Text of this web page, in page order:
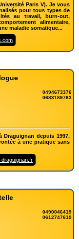
Paris V). Je vous
pour tous types de
au travail, burn-out,
alimentaire,
maladie somatique...
0494673376
0683189763
Draguignan depuis 1997,
à une pratique sans
0490046419
0612747619